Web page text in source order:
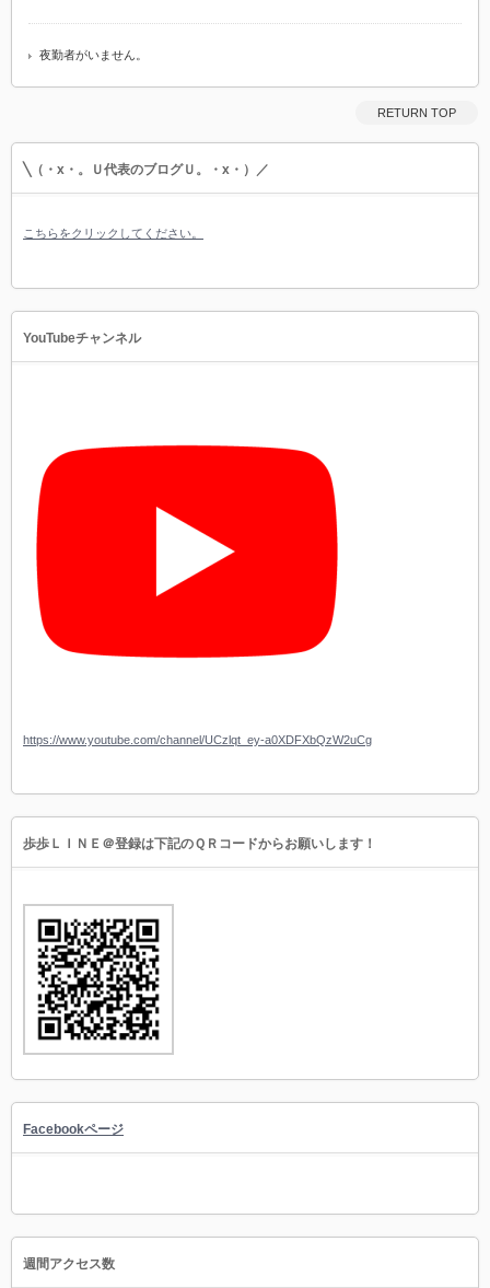
夜勤者がいません。
RETURN TOP
╲（・x・。Ｕ代表のブログＵ。・x・）／
こちらをクリックしてください。
YouTubeチャンネル
https://www.youtube.com/channel/UCzlqt_ey-a0XDFXbQzW2uCg
歩歩ＬＩＮＥ＠登録は下記のＱＲコードからお願いします！
Facebookページ
週間アクセス数